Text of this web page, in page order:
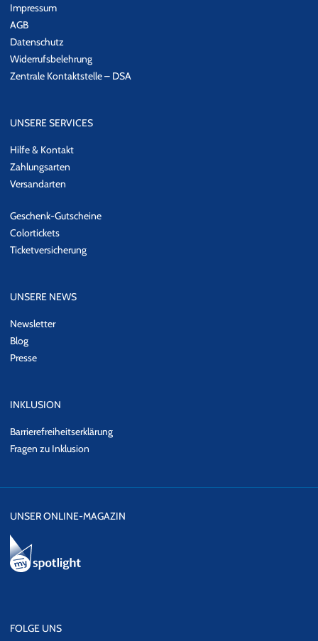
Impressum
AGB
Datenschutz
Widerrufsbelehrung
Zentrale Kontaktstelle – DSA
UNSERE SERVICES
Hilfe & Kontakt
Zahlungsarten
Versandarten
Geschenk-Gutscheine
Colortickets
Ticketversicherung
UNSERE NEWS
Newsletter
Blog
Presse
INKLUSION
Barrierefreiheitserklärung
Fragen zu Inklusion
UNSER ONLINE-MAGAZIN
FOLGE UNS